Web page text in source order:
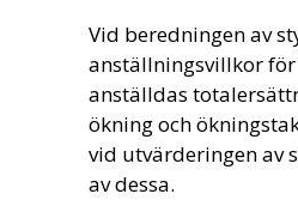
Vid beredningen av
anställningsvillkor
anställdas
ökning och
vid utvärderingen av
av dessa.